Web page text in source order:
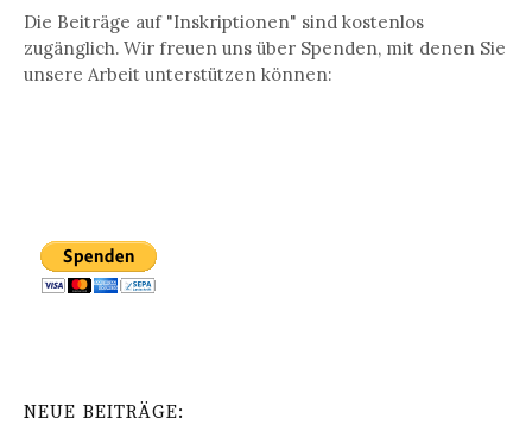
Die Beiträge auf "Inskriptionen" sind kostenlos
zugänglich. Wir freuen uns über Spenden, mit denen Sie
unsere Arbeit unterstützen können:
NEUE BEITRÄGE: